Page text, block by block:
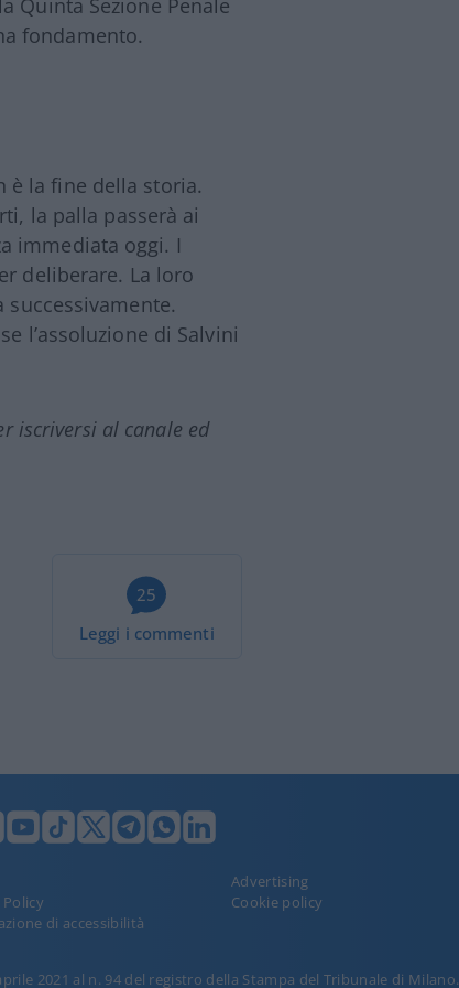
Quinta Sezione Penale
fondamento.
è la fine della storia.
la palla passerà ai
immediata oggi. I
deliberare. La loro
successivamente.
l’assoluzione di Salvini
iscriversi al canale ed
25
Leggi i commenti
Advertising
Cookie policy
di accessibilità
2021 al n. 94 del registro della Stampa del Tribunale di Milano.